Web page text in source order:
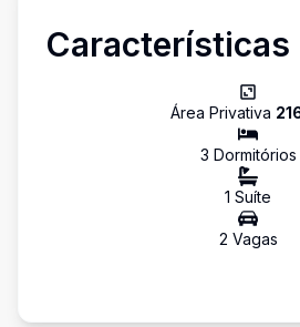
Características
Área Privativa
3 Dormitórios
1 Suíte
2 Vagas